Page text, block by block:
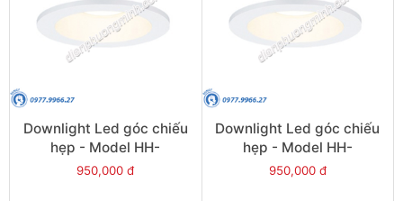
Downlight Led góc chiếu
hẹp - Model HH-
LD50701K19
950,000 đ
Downlight Led góc chiếu
hẹp - Model HH-
LD70701K19
950,000 đ